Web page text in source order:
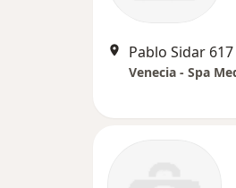
Venecia - Spa